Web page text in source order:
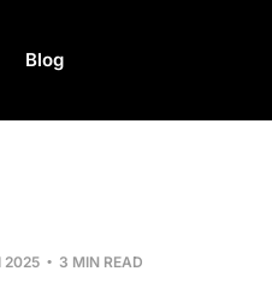
Blog
2025 3 MIN READ